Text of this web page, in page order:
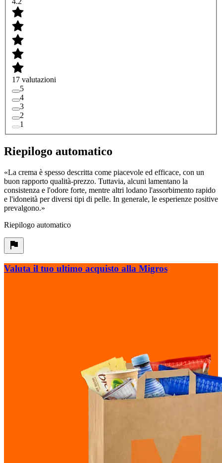
17 valutazioni
5
4
3
2
1
Riepilogo automatico
«La crema è spesso descritta come piacevole ed efficace, con un
buon rapporto qualità-prezzo. Tuttavia, alcuni lamentano la
consistenza e l'odore forte, mentre altri lodano l'assorbimento rapido
e l'idoneità per diversi tipi di pelle. In generale, le esperienze positive
prevalgono.»
Riepilogo automatico
Valuta il tuo ultimo acquisto alla Migros